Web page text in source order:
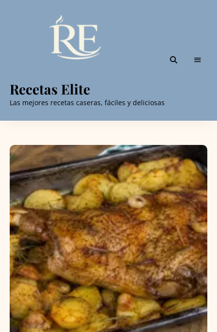
Recetas Elite
Las mejores recetas caseras, fáciles y deliciosas